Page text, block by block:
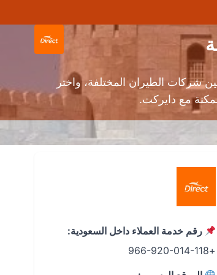
الطيران المختلفة، واختر
رقم خدمة العملاء داخل السعودية:
+966-920-014-118